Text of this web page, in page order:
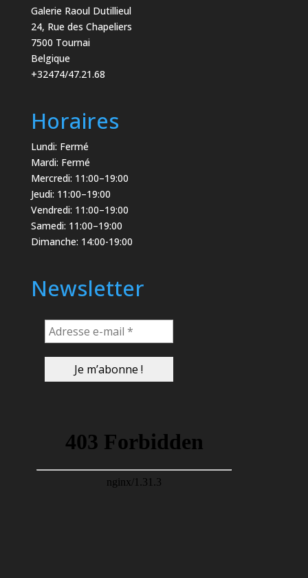
Galerie Raoul Dutillieul
24, Rue des Chapeliers
7500 Tournai
Belgique
+32474/47.21.68
Horaires
Lundi: Fermé
Mardi: Fermé
Mercredi: 11:00–19:00
Jeudi: 11:00–19:00
Vendredi: 11:00–19:00
Samedi: 11:00–19:00
Dimanche: 14:00-19:00
Newsletter